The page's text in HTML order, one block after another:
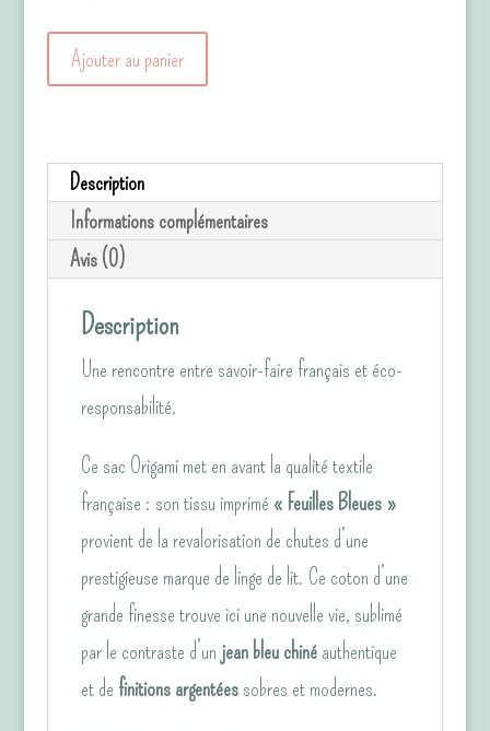
quantité
de
Origami
version
anse
fine
"Feuilles
bleues"
Ajouter au panier
Description
Informations complémentaires
Avis (0)
Description
Une rencontre entre savoir-faire français et éco-
responsabilité.
Ce sac Origami met en avant la qualité textile
française : son tissu imprimé « Feuilles Bleues »
provient de la revalorisation de chutes d’une
prestigieuse marque de linge de lit. Ce coton d’une
grande finesse trouve ici une nouvelle vie, sublimé
par le contraste d’un jean bleu chinéauthentique
et de finitions argentéessobres et modernes.